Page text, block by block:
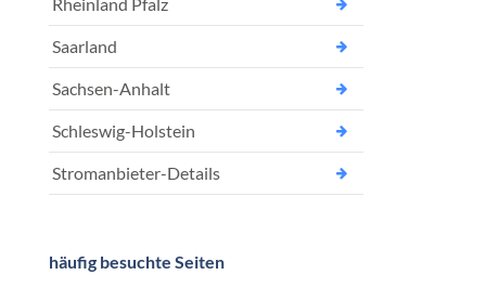
Rheinland Pfalz
Saarland
Sachsen-Anhalt
Schleswig-Holstein
Stromanbieter-Details
häufig besuchte Seiten